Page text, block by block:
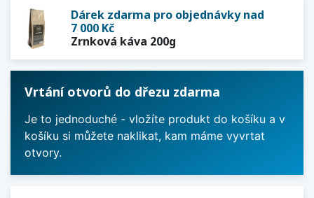
Dárek zdarma pro objednávky nad
7 000 Kč
Zrnková káva 200g
Vrtání otvorů do dřezu zdarma
Je to jednoduché - vložíte produkt do košíku a v
košíku si můžete naklikat, kam máme vyvrtat
otvory.